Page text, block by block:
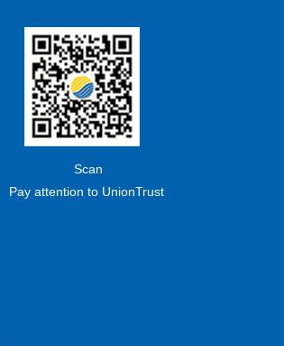
Scan
Pay attention to UnionTrust